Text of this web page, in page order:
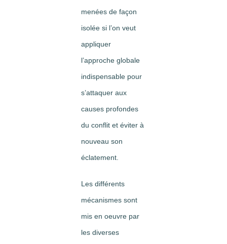
menées de façon
isolée si l’on veut
appliquer
l’approche globale
indispensable pour
s’attaquer aux
causes profondes
du conflit et éviter à
nouveau son
éclatement.
Les différents
mécanismes sont
mis en oeuvre par
les diverses